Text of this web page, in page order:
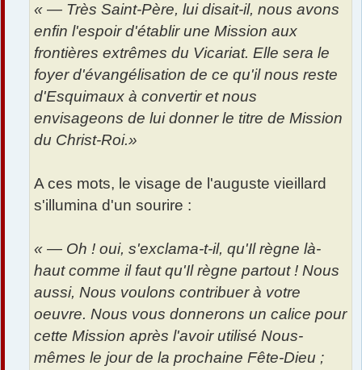
« — Très Saint-Père, lui disait-il, nous avons
enfin l'espoir d'établir une Mission aux
frontières extrêmes du Vicariat. Elle sera le
foyer d'évangélisation de ce qu'il nous reste
d'Esquimaux à convertir et nous
envisageons de lui donner le titre de Mission
du Christ-Roi.»
A ces mots, le visage de l'auguste vieillard
s'illumina d'un sourire :
« — Oh ! oui, s'exclama-t-il, qu'Il règne là-
haut comme il faut qu'Il règne partout ! Nous
aussi, Nous voulons contribuer à votre
oeuvre. Nous vous donnerons un calice pour
cette Mission après l'avoir utilisé Nous-
mêmes le jour de la prochaine Fête-Dieu ;